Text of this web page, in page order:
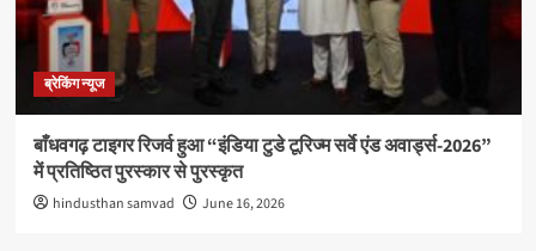
ब्रेकिंग न्यूज
बाँधवगढ़ टाइगर रिजर्व हुआ “इंडिया टुडे टूरिज्म सर्वे एंड अवार्ड्स-2026”
में प्रतिष्ठित पुरस्कार से पुरस्कृत
hindusthan samvad June 16, 2026